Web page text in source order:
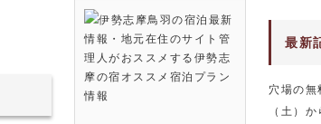
伊勢志摩鳥羽の宿泊最新
情報・地元在住のサイト管
理人がおススメする伊勢志
摩の宿オススメ宿泊プラン
情報
最新
穴場の
（土）